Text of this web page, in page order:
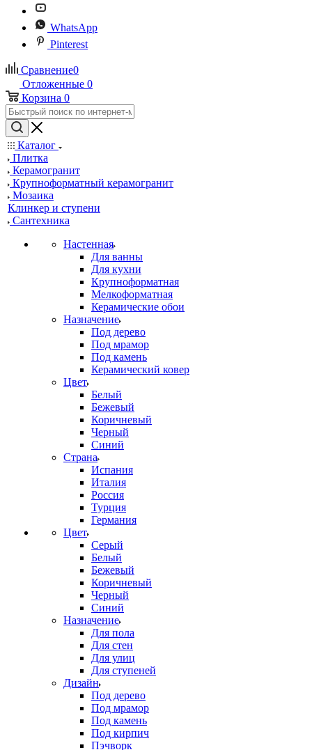
WhatsApp
Pinterest
Сравнение0
Отложенные 0
Корзина 0
Каталог
Плитка
Керамогранит
Крупноформатный керамогранит
Мозаика
Клинкер и ступени
Сантехника
Настенная
Для ванны
Для кухни
Крупноформатная
Мелкоформатная
Керамические обои
Назначение
Под дерево
Под мрамор
Под камень
Керамический ковер
Цвет
Белый
Бежевый
Коричневый
Черный
Синий
Страна
Испания
Италия
Россия
Турция
Германия
Цвет
Серый
Белый
Бежевый
Коричневый
Черный
Синий
Назначение
Для пола
Для стен
Для улиц
Для ступеней
Дизайн
Под дерево
Под мрамор
Под камень
Под кирпич
Пэчворк